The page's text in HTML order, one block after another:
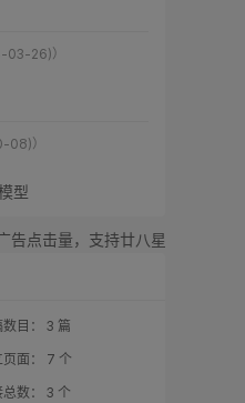
03-26)）
持廿八星空，感谢！